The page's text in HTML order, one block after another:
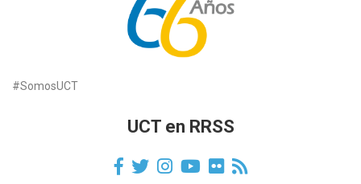
#SomosUCT
UCT en RRSS